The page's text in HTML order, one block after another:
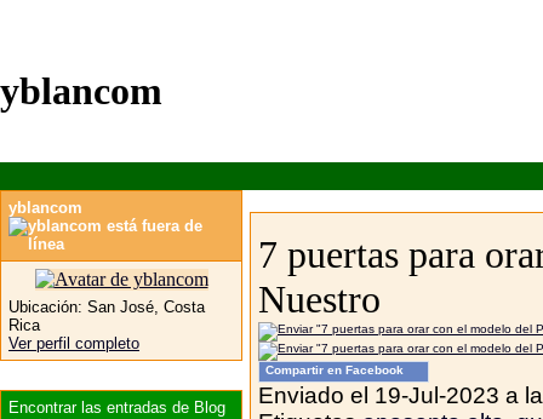
yblancom
7 puertas para
Nuestro
Compartir en Facebook
Enviado el 19-Jul-2023 a
yblancom
Ubicación: San José, Costa
Rica
Ver perfil completo
Encontrar las entradas de Blog